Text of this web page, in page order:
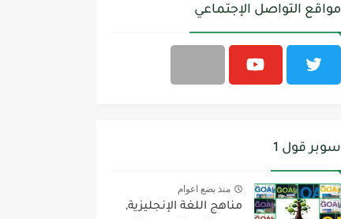
مواقع التواصل الإجتماعي
سوبر قول 1
منذ بضع اعوام
مناهج اللغة الإنجليزية,